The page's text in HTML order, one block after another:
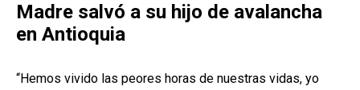
Madre salvó a su hijo de avalancha
en Antioquia
“Hemos vivido las peores horas de nuestras vidas, yo